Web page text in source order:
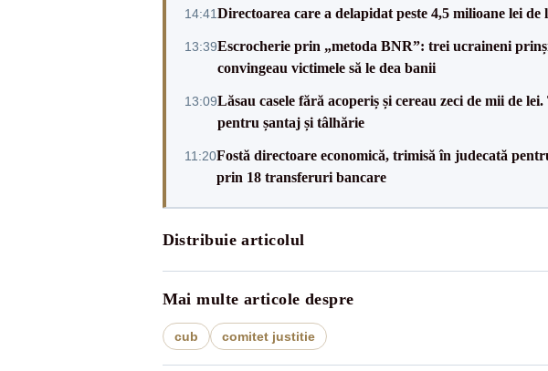
14:41Directoarea care a delapidat peste 4,5 milioane lei
13:39Escrocherie prin „metoda BNR”: trei ucraineni
convingeau victimele să le dea banii
13:09Lăsau casele fără acoperiș și cereau zeci de mii de
pentru șantaj și tâlhărie
11:20Fostă directoare economică, trimisă în judecată
prin 18 transferuri bancare
Distribuie articolul
Mai multe articole despre
cub comitet justitie